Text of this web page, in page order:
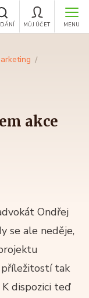
MENU
MŮJ ÚČET
akce
Ondřej
se ale neděje,
příležitostí tak
dispozici teď